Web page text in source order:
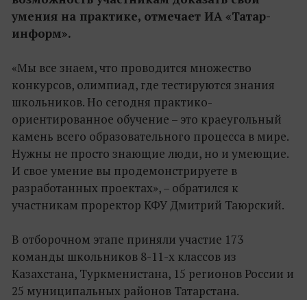
умения на практике, отмечает ИА «Татар-
информ».
«Мы все знаем, что проводится множество
конкурсов, олимпиад, где тестируются знания
школьников. Но сегодня практико-
ориентированное обучение – это краеугольный
камень всего образовательного процесса в мире.
Нужны не просто знающие люди, но и умеющие.
И свое умение вы продемонстрируете в
разработанных проектах», – обратился к
участникам проректор КФУ Дмитрий Таюрский.
В отборочном этапе приняли участие 173
команды школьников 8-11-х классов из
Казахстана, Туркменистана, 15 регионов России и
25 муниципальных районов Татарстана.